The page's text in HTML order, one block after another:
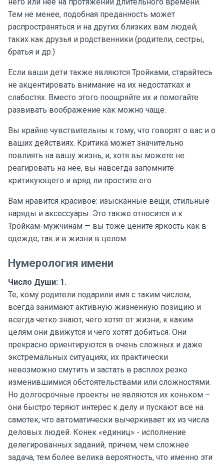
Тем не менее, подобная преданность может
распространяться и на других близких вам людей,
таких как друзья и родственники (родители, сестры,
братья и др.)
Если ваши дети также являются Тройками, старайтесь
не акцентировать внимание на их недостатках и
слабостях. Вместо этого поощряйте их и помогайте
развивать воображение как можно чаще.
Вы крайне чувствительны к тому, что говорят о вас и о
ваших действиях. Критика может значительно
повлиять на вашу жизнь, и, хотя вы можете не
реагировать на нее, вы навсегда запомните
критикующего и вряд ли простите его.
Вам нравится красивое: изысканные вещи, стильные
наряды и аксессуары. Это также относится и к
Тройкам-мужчинам — вы тоже цените яркость как в
одежде, так и в жизни в целом.
Нумерология имени
Число Души: 1.
Те, кому родители подарили имя с таким числом,
всегда занимают активную жизненную позицию и
всегда четко знают, чего хотят от жизни, к каким
целям они движутся и чего хотят добиться. Они
прекрасно ориентируются в очень сложных и даже
экстремальных ситуациях, их практически
невозможно смутить и застать в расплох резко
изменившимися обстоятельствами или сложностями.
Но долгосрочные проекты не являются их коньком –
они быстро теряют интерес к делу и пускают все на
самотек, что автоматически вычеркивает их из числа
деловых людей. Конек «единиц» - исполнение
делегированных заданий, причем, чем сложнее
задача, тем более велика вероятность, что именно эти